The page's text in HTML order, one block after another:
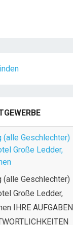
(alle Geschlechter)
Große Ledder,
(alle Geschlechter)
Große Ledder,
IHRE AUFGABEN